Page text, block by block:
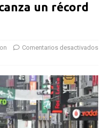
un récord
Comentarios desactivados